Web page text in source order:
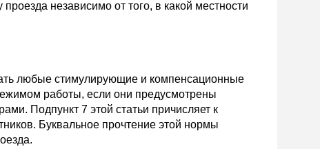
независимо от того, в какой местности
любые стимулирующие и компенсационные
работы, если они предусмотрены
Подпункт 7 этой статьи причисляет к
Буквальное прочтение этой нормы